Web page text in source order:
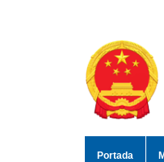
Portada